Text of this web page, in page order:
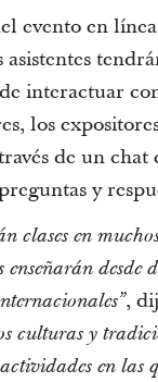
evento en
asistentes
interactuar
los
de un chat
y
clases en
enseñarán desde
,
culturas y
en las